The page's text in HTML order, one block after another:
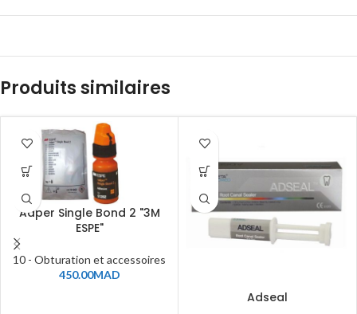
Produits similaires
Adper Single Bond 2 "3M
ESPE"
10 - Obturation et accessoires
450.00MAD
Adseal